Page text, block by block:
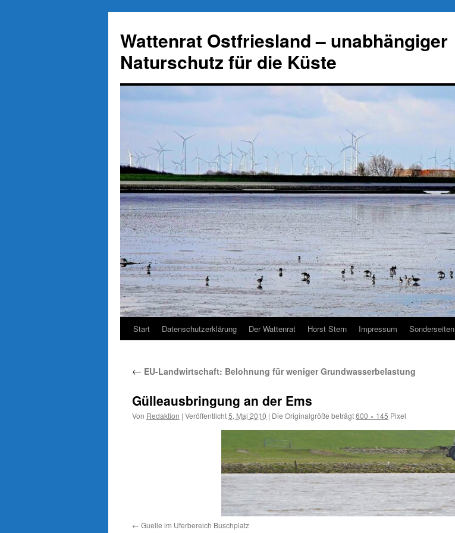
springen
Wattenrat Ostfriesland – unabhängiger
Naturschutz für die Küste
Start Datenschutzerklärung Der Wattenrat Horst Stern Impressum Sonderseiten
← EU-Landwirtschaft: Belohnung für weniger Grundwasserbelastung
Gülleausbringung an der Ems
Von Redaktion | Veröffentlicht5. Mai 2010 | Die Originalgröße beträgt600 × 145 Pixel
Guelle im Uferbereich Buschplatz